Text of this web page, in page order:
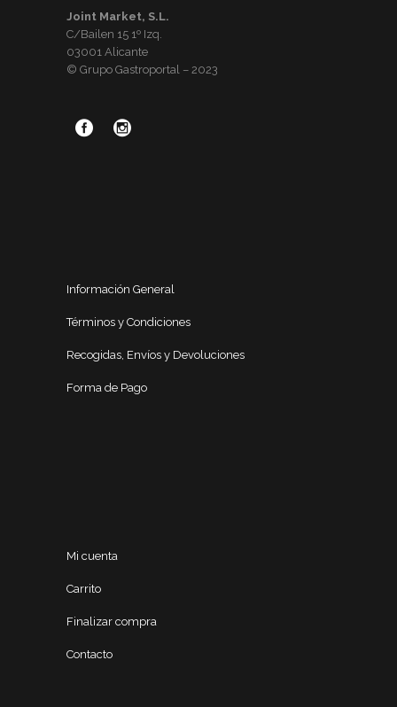
Joint Market, S.L.
C/Bailen 15 1º Izq.
03001 Alicante
© Grupo Gastroportal – 2023
Información General
Términos y Condiciones
Recogidas, Envíos y Devoluciones
Forma de Pago
Mi cuenta
Carrito
Finalizar compra
Contacto